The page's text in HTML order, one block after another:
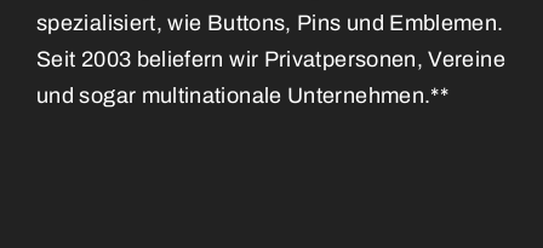
spezialisiert, wie Buttons, Pins und Emblemen.
Seit 2003 beliefern wir Privatpersonen, Vereine
und sogar multinationale Unternehmen.**